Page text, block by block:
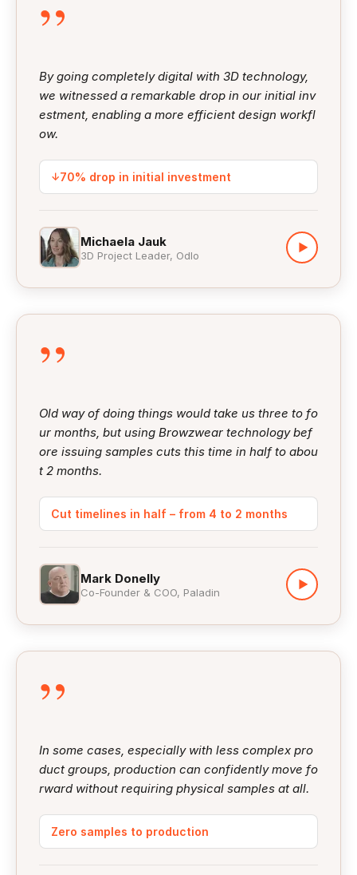
数字孪生还可用于展示不同配置、颜色或功能，使
数字孪生可远程访问，使销售人员能够进行虚拟演
示或咨询，从而提升销售效率和覆盖范围。
总体而言，数字孪生能够通过提供更沉浸式和个性化
购买意愿。
完成 FFmpeg 安装。
在 Windows 上安装 FFmpeg：
访问https://www.ffmpeg.org/download.html，
在“Get packages & executable files”下点击 Wi
ndows 图标。
点击 “Latest Release” 或 “Latest Build”（根据需
要选择）下载安装包。
按照安装程序中的指示完成安装。
安装完成后，打开 VStitcher 或 Lotta 并进入 Ani
mation Plugin。
在 Load Animated Avatar 下选择动画角色。
在 Output 中选择 MP4。
peg 安装位置（通常为 C:\ffmpeg\bin）并选择 ff
成安装。
请参考 Browzwear Help Center
或 FFmpeg 官方
文档以获取更详细的说明或故障排除提示。
”
By going completely digital with 3D technology,
we witnessed a remarkable drop in our initial inv
estment, enabling a more efficient design workfl
ow.
↓70% drop in initial investment
Michaela Jauk
3D Project Leader, Odlo
▶
”
Old way of doing things would take us three to fo
ur months, but using Browzwear technology bef
ore issuing samples cuts this time in half to abou
t 2 months.
Cut timelines in half – from 4 to 2 months
Mark Donelly
Co-Founder & COO, Paladin
▶
”
In some cases, especially with less complex pro
duct groups, production can confidently move fo
rward without requiring physical samples at all.
Zero samples to production